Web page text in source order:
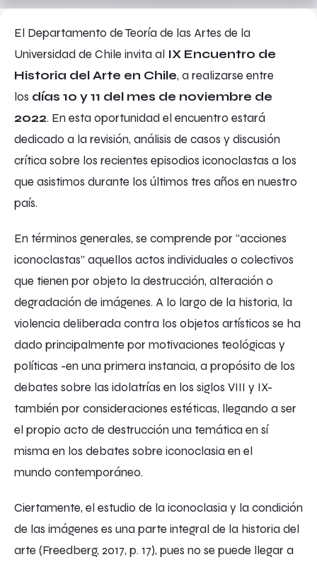
El Departamento de Teoría de las Artes de la
Universidad de Chile invita al IX Encuentro de
Historia del Arte en Chile, a realizarse entre
los días 10 y 11 del mes de noviembre de
2022. En esta oportunidad el encuentro estará
dedicado a la revisión, análisis de casos y discusión
crítica sobre los recientes episodios iconoclastas a los
que asistimos durante los últimos tres años en nuestro
país.
En términos generales, se comprende por “acciones
iconoclastas” aquellos actos individuales o colectivos
que tienen por objeto la destrucción, alteración o
degradación de imágenes. A lo largo de la historia, la
violencia deliberada contra los objetos artísticos se ha
dado principalmente por motivaciones teológicas y
políticas -en una primera instancia, a propósito de los
debates sobre las idolatrías en los siglos VIII y IX-
también por consideraciones estéticas, llegando a ser
el propio acto de destrucción una temática en sí
misma en los debates sobre iconoclasia en el
mundo contemporáneo.
Ciertamente, el estudio de la iconoclasia y la condición
de las imágenes es una parte integral de la historia del
arte (Freedberg, 2017, p. 17), pues no se puede llegar a